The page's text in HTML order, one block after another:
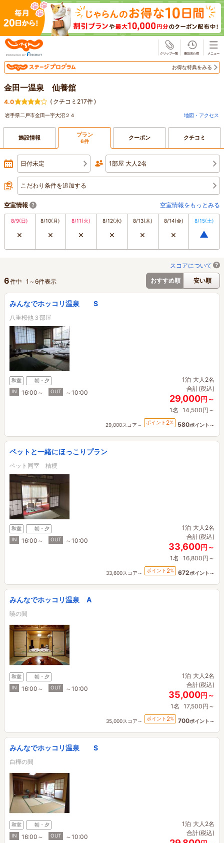
お得な特典をみる
金田一温泉 仙養舘
4.0 ( クチコミ217件)
岩手県二戸市金田一字大沼２４ 地図・アクセス
施設情報 プラン
6件 クーポン クチコミ
日付未定 1部屋 大人2名
こだわり条件を追加する
空室情報 空室情報をもっとみる
8/9(日)
×
8/10(月)
×
8/11(火)
×
8/12(水)
×
8/13(木)
×
8/14(金)
×
8/15(土)
▲
スコアについて
おすすめ順
安い順
6件中 1 ～6件表示
みんなでホッコリ温泉 S
八重桜他３部屋
和室
朝・夕
IN
16:00～ OUT ～10:00
1泊 大人2名
合計(税込)
29,000円～
1名 14,500円～
29,000スコア～ ポイント 2% 580ポイント～
ペットと一緒にほっこりプラン
ペット同室 桔梗
和室
朝・夕
IN
16:00～ OUT ～10:00
1泊 大人2名
合計(税込)
33,600円～
1名 16,800円～
33,600スコア～ ポイント 2% 672ポイント～
みんなでホッコリ温泉 A
暁の間
和室
朝・夕
IN
16:00～ OUT ～10:00
1泊 大人2名
合計(税込)
35,000円～
1名 17,500円～
35,000スコア～ ポイント 2% 700ポイント～
みんなでホッコリ温泉 S
白樺の間
和室
朝・夕
IN
16:00～ OUT ～10:00
1泊 大人2名
合計(税込)